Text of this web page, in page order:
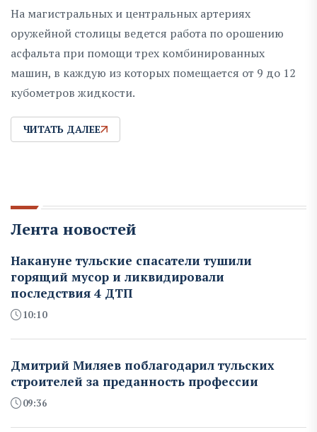
На магистральных и центральных артериях
оружейной столицы ведется работа по орошению
асфальта при помощи трех комбинированных
машин, в каждую из которых помещается от 9 до 12
кубометров жидкости.
ЧИТАТЬ ДАЛЕЕ
Лента новостей
Накануне тульские спасатели тушили
горящий мусор и ликвидировали
последствия 4 ДТП
10:10
Дмитрий Миляев поблагодарил тульских
строителей за преданность профессии
09:36